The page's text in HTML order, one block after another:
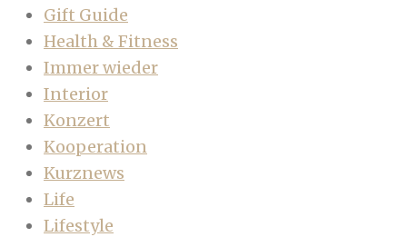
Gift Guide
Health & Fitness
Immer wieder
Interior
Konzert
Kooperation
Kurznews
Life
Lifestyle